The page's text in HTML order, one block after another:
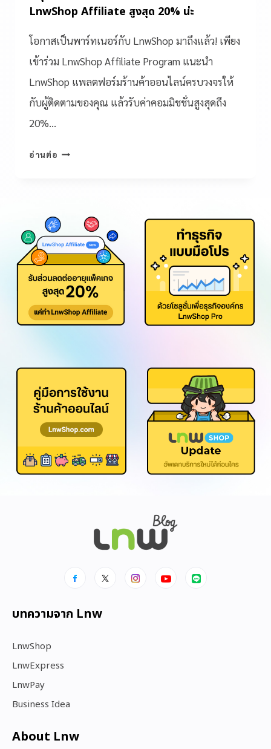
LnwShop Affiliate สูงสุด 20% น่ะ
โอกาสเป็นพาร์ทเนอร์กับ LnwShop มาถึงแล้ว! เพียง
เข้าร่วม LnwShop Affiliate Program แนะนำ
LnwShop แพลตฟอร์มร้านค้าออนไลน์ครบวงจรให้
กับผู้ติดตามของคุณ แล้วรับค่าคอมมิชชั่นสูงสุดถึง
20%…
อ่านต่อ
บทความจาก Lnw
LnwShop
LnwExpress
LnwPay
Business Idea
About Lnw​